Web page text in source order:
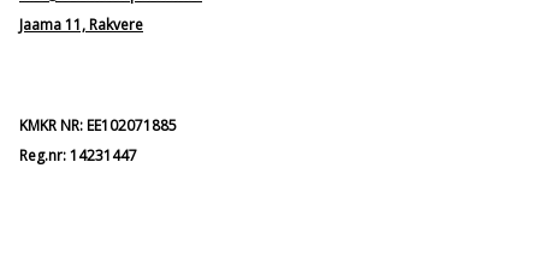
Jaama 11, Rakvere
KMKR NR: EE102071885
Reg.nr: 14231447